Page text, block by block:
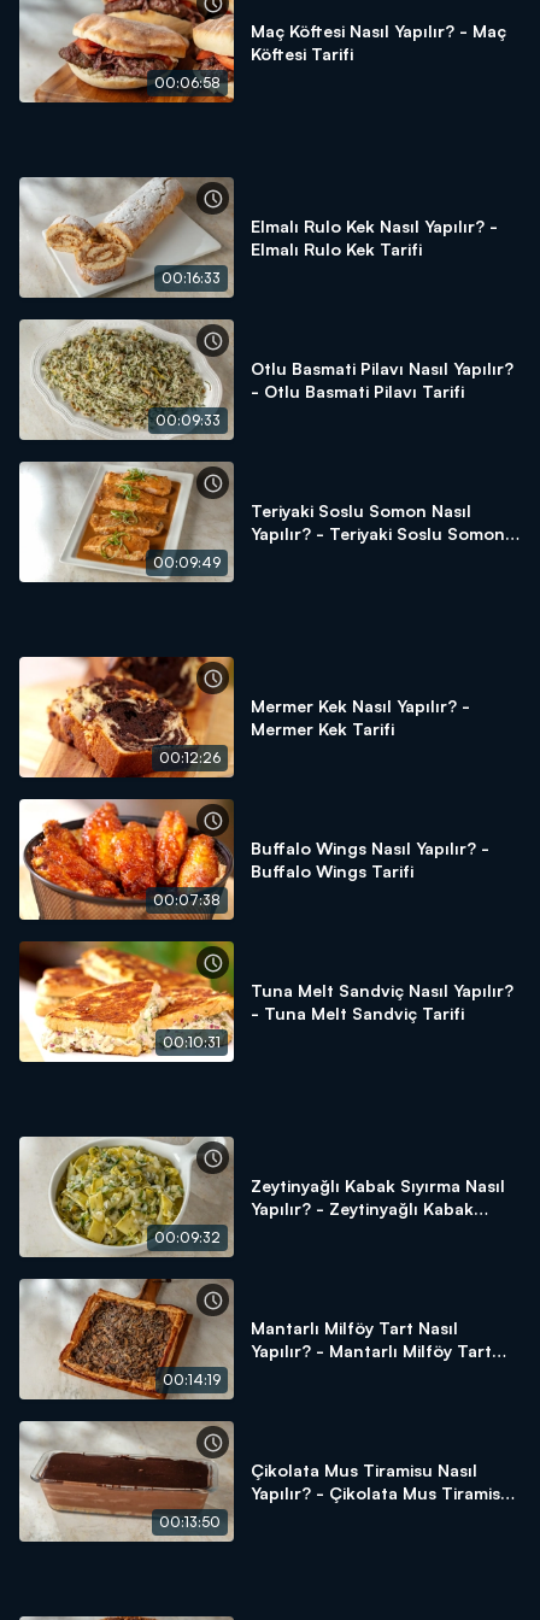
00:06:58
Maç Köftesi Nasıl Yapılır? - Maç
Köftesi Tarifi
00:16:33
Elmalı Rulo Kek Nasıl Yapılır? -
Elmalı Rulo Kek Tarifi
00:09:33
Otlu Basmati Pilavı Nasıl Yapılır?
- Otlu Basmati Pilavı Tarifi
00:09:49
Teriyaki Soslu Somon Nasıl
Yapılır? - Teriyaki Soslu Somon
00:12:26
Mermer Kek Nasıl Yapılır? -
Mermer Kek Tarifi
00:07:38
Buffalo Wings Nasıl Yapılır? -
Buffalo Wings Tarifi
00:10:31
Tuna Melt Sandviç Nasıl Yapılır?
- Tuna Melt Sandviç Tarifi
00:09:32
Zeytinyağlı Kabak Sıyırma Nasıl
Yapılır? - Zeytinyağlı Kabak
00:14:19
Mantarlı Milföy Tart Nasıl
Yapılır? - Mantarlı Milföy Tart
00:13:50
Çikolata Mus Tiramisu Nasıl
Yapılır? - Çikolata Mus Tiramisu